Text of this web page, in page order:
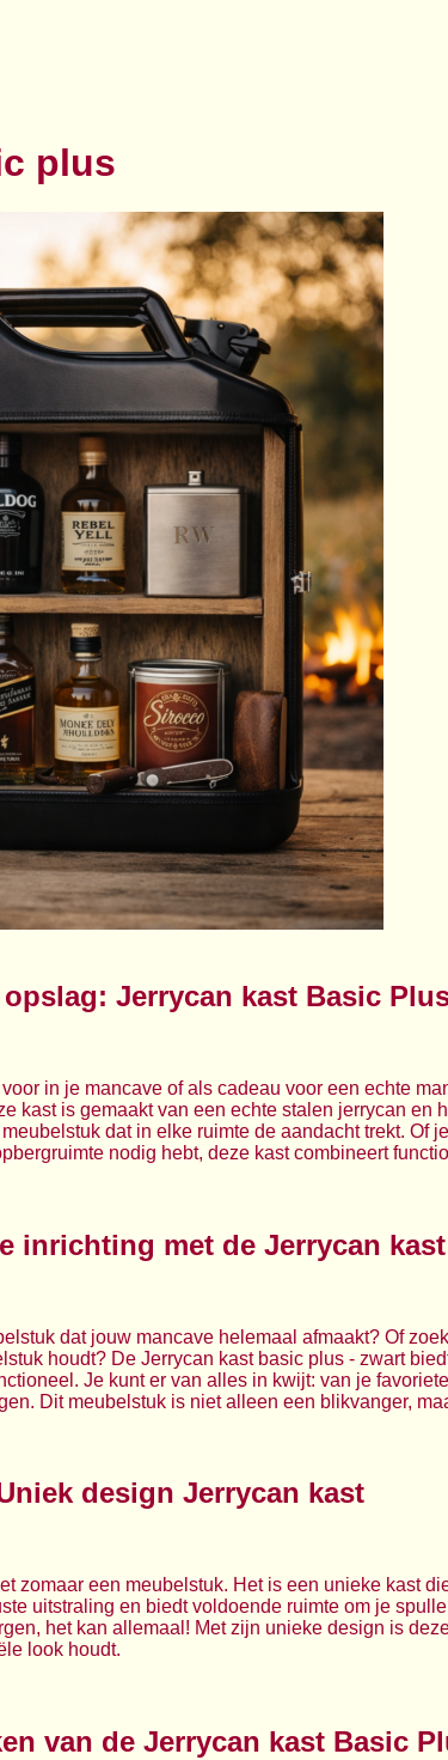
plus
Jerrycan kast Basic
in je mancave of als cadeau voor een echte
kast is gemaakt van een echte stalen jerrycan en
dat in elke ruimte de aandacht trekt. Of
nodig hebt, deze kast combineert
inrichting met de Jerrycan
dat jouw mancave helemaal afmaakt? Of
houdt? De Jerrycan kast basic plus - zwart
Je kunt er van alles in kwijt: van je
Dit meubelstuk is niet alleen een blikvanger,
design Jerrycan kast
zomaar een meubelstuk. Het is een unieke kast
uitstraling en biedt voldoende ruimte om je
het kan allemaal! Met zijn unieke design is
look houdt.
van de Jerrycan kast Basic